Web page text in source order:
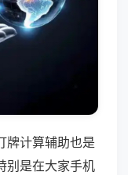
牌计算辅助也是
别是在大家手机